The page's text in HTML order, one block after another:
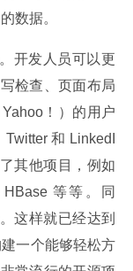
数据。
开发人员可以更
检查、页面布局
！）的用户
和 LinkedI
其他项目，例如
等等。同
这样就已经达到
一个能够轻松方